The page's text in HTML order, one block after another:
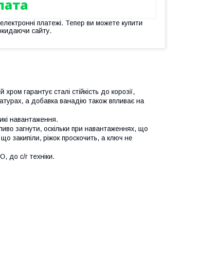
платежі. Тепер ви можете купити
сайту.
гарантує сталі стійкість до корозії,
а добавка ванадію також впливає на
навантаження.
загнути, оскільки при навантаженнях, що
закипіли, ріжок проскочить, а ключ не
до с/г техніки.